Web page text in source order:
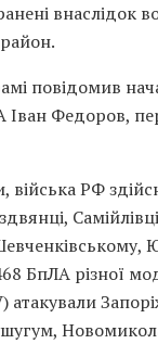
внаслідок
повідомив
Іван Федоров,
війська РФ
БпЛА різної
атакували